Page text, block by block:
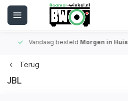
Vandaag besteldMorgen in Huis*
Terug
JBL